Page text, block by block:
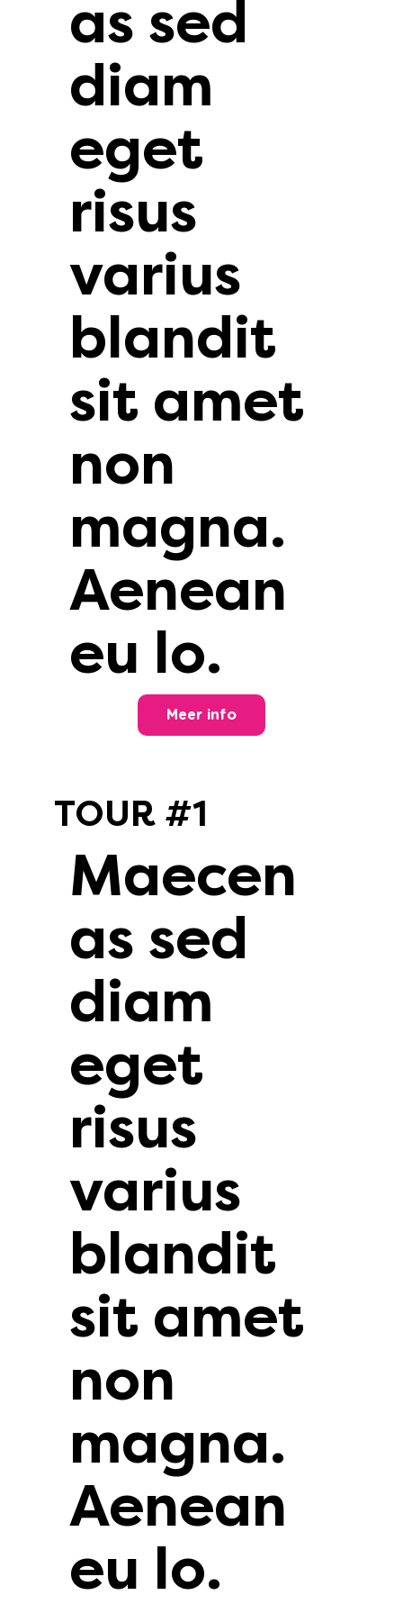
as sed
diam
eget
risus
varius
blandit
sit amet
non
magna.
Aenean
eu lo.
Meer info
Maecen
as sed
diam
eget
risus
varius
blandit
sit amet
non
magna.
Aenean
eu lo.
TOUR #1